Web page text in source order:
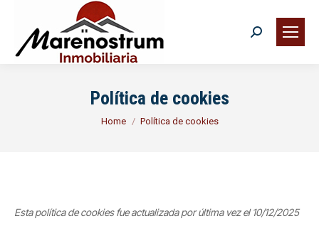
Search:
Buscar
Política de cookies
You are here:
Home Política de cookies
Esta política de cookies fue actualizada por última vez el 10/12/2025